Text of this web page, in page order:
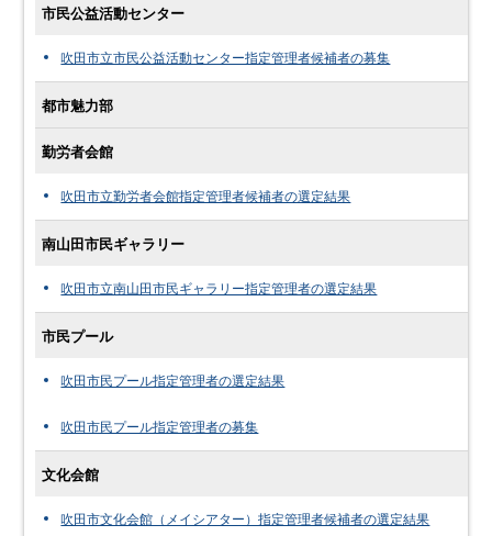
市民公益活動センター
吹田市立市民公益活動センター指定管理者候補者の募集
都市魅力部
勤労者会館
吹田市立勤労者会館指定管理者候補者の選定結果
南山田市民ギャラリー
吹田市立南山田市民ギャラリー指定管理者の選定結果
市民プール
吹田市民プール指定管理者の選定結果
吹田市民プール指定管理者の募集
文化会館
吹田市文化会館（メイシアター）指定管理者候補者の選定結果